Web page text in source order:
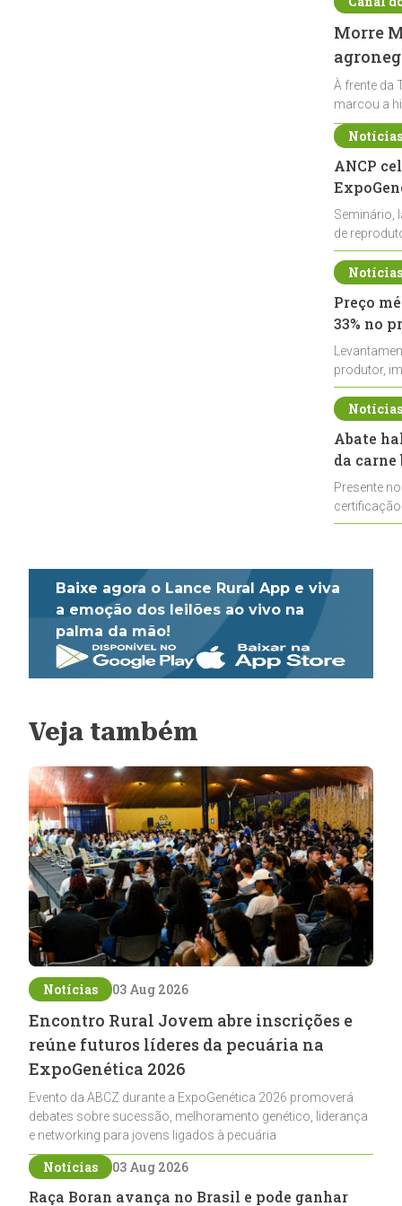
Morre
À frente da
marcou a
ANCP
Seminário,
de
durante a
Preço
33% no
produtor,
de leite cru
Abate
da
Presente
Baixe agora o Lance Rural App e viva
a emoção dos leilões ao vivo na
palma da mão!
Veja também
Notícias 03 Aug 2026
Encontro Rural Jovem abre inscrições e
reúne futuros líderes da pecuária na
ExpoGenética 2026
Evento da ABCZ durante a ExpoGenética 2026 promoverá
debates sobre sucessão, melhoramento genético, liderança
e networking para jovens ligados à pecuária
Notícias 03 Aug 2026
Raça Boran avança no Brasil e pode ganhar